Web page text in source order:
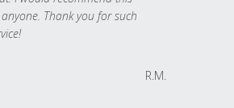
Thank you for such
R.M.